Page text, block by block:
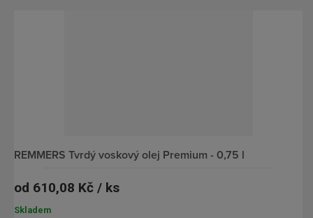
REMMERS Tvrdý voskový olej Premium - 0,75 l
od 610,08 Kč / ks
Skladem